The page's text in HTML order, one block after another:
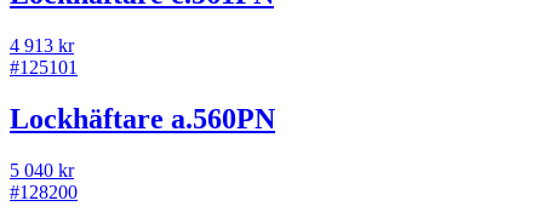
4 913 kr
#125101
Lockhäftare a.560PN
5 040 kr
#128200